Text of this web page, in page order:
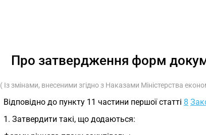
Про затвердження форм
( Із змінами, внесеними згідно з Наказами Міністерства
Відповідно до пункту 11 частини першої статті 8
1. Затвердити такі, що додаються: